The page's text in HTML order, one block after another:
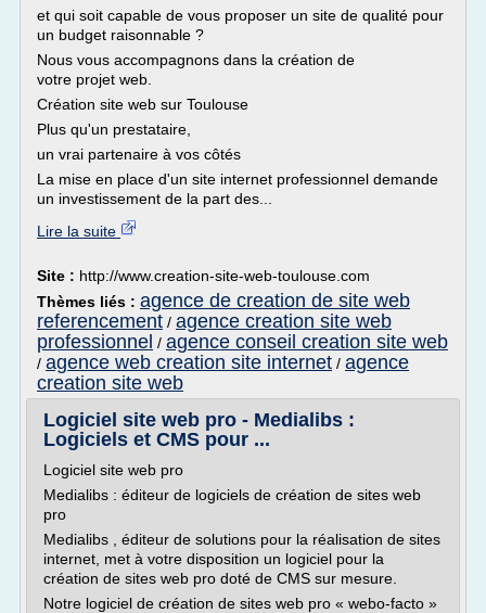
et qui soit capable de vous proposer un site de qualité pour
un budget raisonnable ?
Nous vous accompagnons dans la création de
votre projet web.
Création site web sur Toulouse
Plus qu'un prestataire,
un vrai partenaire à vos côtés
La mise en place d'un site internet professionnel demande
un investissement de la part des...
Lire la suite
Site : http://www.creation-site-web-toulouse.com
Thèmes liés : agence de creation de site web
referencement / agence creation site web
professionnel / agence conseil creation site web
/ agence web creation site internet / agence
creation site web
Logiciel site web pro - Medialibs :
Logiciels et CMS pour ...
Logiciel site web pro
Medialibs : éditeur de logiciels de création de sites web
pro
Medialibs , éditeur de solutions pour la réalisation de sites
internet, met à votre disposition un logiciel pour la
création de sites web pro doté de CMS sur mesure.
Notre logiciel de création de sites web pro « webo-facto »